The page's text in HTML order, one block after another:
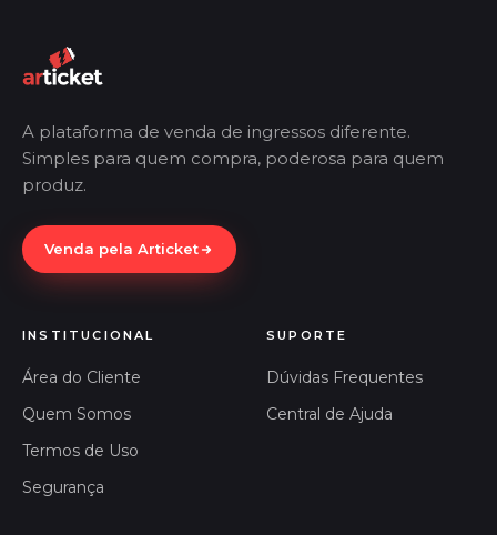
A plataforma de venda de ingressos diferente.
Simples para quem compra, poderosa para quem
produz.
Venda pela Articket
INSTITUCIONAL
Área do Cliente
Quem Somos
Termos de Uso
Segurança
SUPORTE
Dúvidas Frequentes
Central de Ajuda